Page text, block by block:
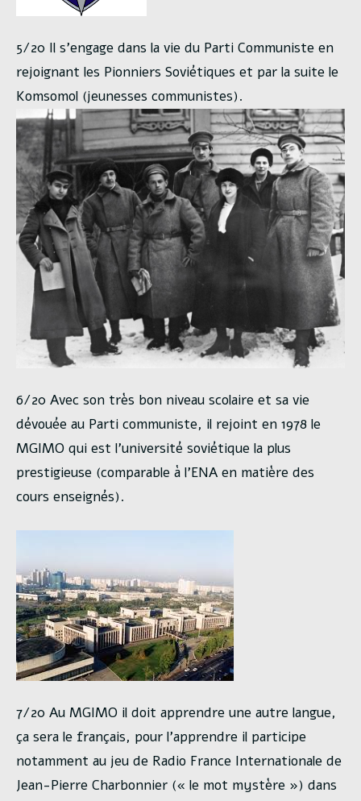
5/20 Il s’engage dans la vie du Parti Communiste en
rejoignant les Pionniers Soviétiques et par la suite le
Komsomol (jeunesses communistes).
6/20 Avec son très bon niveau scolaire et sa vie
dévouée au Parti communiste, il rejoint en 1978 le
MGIMO qui est l’université soviétique la plus
prestigieuse (comparable à l’ENA en matière des
cours enseignés).
7/20 Au MGIMO il doit apprendre une autre langue,
ça sera le français, pour l’apprendre il participe
notamment au jeu de Radio France Internationale de
Jean-Pierre Charbonnier (« le mot mystère ») dans